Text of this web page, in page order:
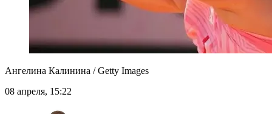
Ангелина Калинина / Getty Images
08 апреля, 15:22